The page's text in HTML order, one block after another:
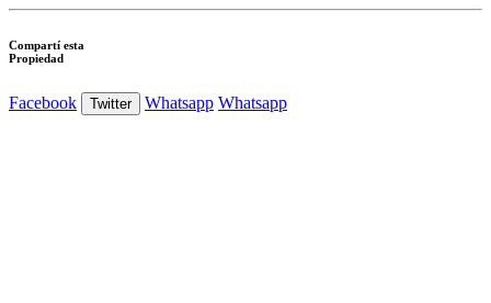
Compartí esta
Propiedad
Facebook Twitter Whatsapp Whatsapp